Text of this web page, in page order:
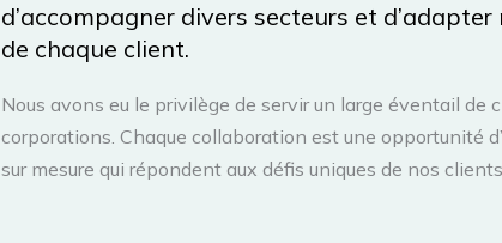
d’accompagner divers secteurs et
de chaque client.
Nous avons eu le privilège de servir un large éventail
corporations. Chaque collaboration est une opportunité
sur mesure qui répondent aux défis uniques de nos